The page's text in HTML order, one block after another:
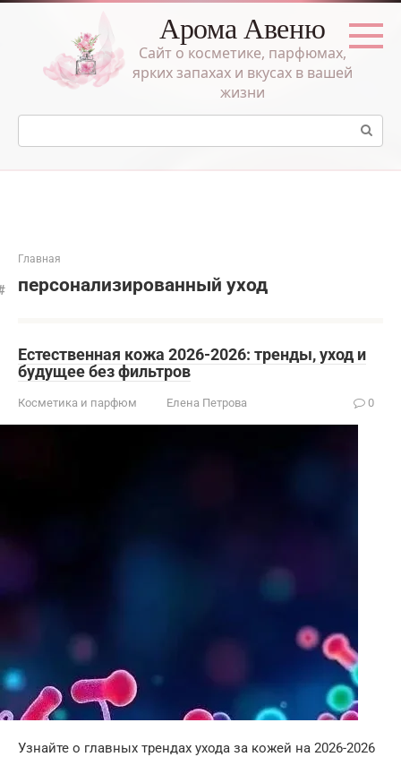
Перейти
Арома Авеню
Сайт о косметике, парфюмах,
ярких запахах и вкусах в вашей
жизни
Поиск:
Главная
персонализированный уход
Естественная кожа 2026-2026: тренды, уход и
будущее без фильтров
Косметика и парфюм Елена Петрова 0
Узнайте о главных трендах ухода за кожей на 2026-2026